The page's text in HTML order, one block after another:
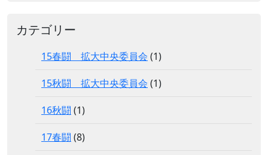
カテゴリー
15春闘 拡大中央委員会 (1)
15秋闘 拡大中央委員会 (1)
16秋闘 (1)
17春闘 (8)